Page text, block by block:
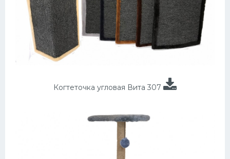
Когтеточка угловая Вита 307